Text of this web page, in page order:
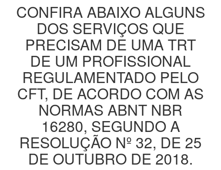
CONFIRA ABAIXO ALGUNS
DOS SERVIÇOS QUE
PRECISAM DE UMA TRT
DE UM PROFISSIONAL
REGULAMENTADO PELO
CFT, DE ACORDO COM AS
NORMAS ABNT NBR
16280, SEGUNDO A
RESOLUÇÃO Nº 32, DE 25
DE OUTUBRO DE 2018.